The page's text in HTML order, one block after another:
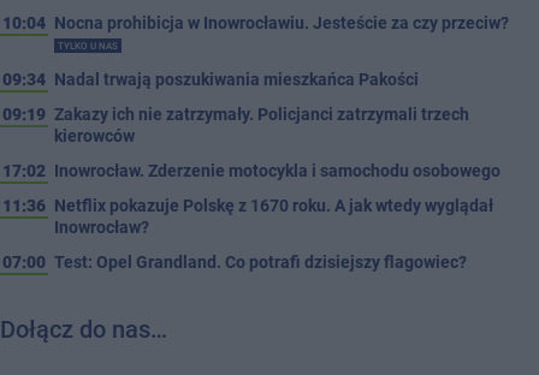
10:04 Nocna prohibicja w Inowrocławiu. Jesteście za czy przeciw?
TYLKO U NAS
09:34 Nadal trwają poszukiwania mieszkańca Pakości
09:19 Zakazy ich nie zatrzymały. Policjanci zatrzymali trzech
kierowców
17:02 Inowrocław. Zderzenie motocykla i samochodu osobowego
11:36 Netflix pokazuje Polskę z 1670 roku. A jak wtedy wyglądał
Inowrocław?
07:00 Test: Opel Grandland. Co potrafi dzisiejszy flagowiec?
Dołącz do nas…